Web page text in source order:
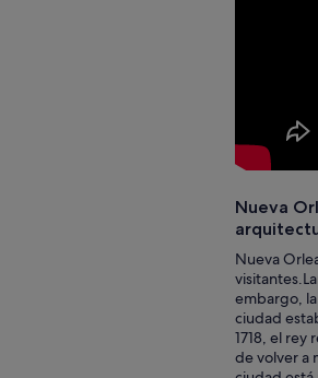
Nueva
Nueva
embargo,
ciudad
1718, el
de volver a